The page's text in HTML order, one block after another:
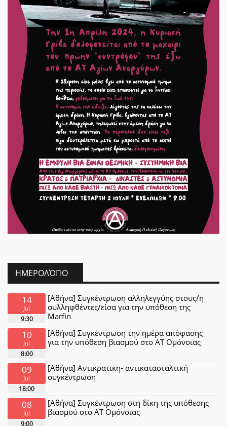
ΗΜΕΡΟΛΌΓΙΟ
14
Jul
9:30
[Αθήνα] Συγκέντρωση αλληλεγγύης στους/η
συλληφθέντες/είσα για την υπόθεση της
Marfin
10
Jul
8:00
[Αθήνα] Συγκέντρωση την ημέρα απόφασης
για την υπόθεση βιασμού στο ΑΤ Ομόνοιας
09
Jul
18:00
[Αθήνα] Αντικρατικη- αντικατασταλτική
συγκέντρωση
08
Jul
9:00
[Αθήνα] Συγκέντρωση στη δίκη της υπόθεσης
βιασμού στο ΑΤ Ομόνοιας